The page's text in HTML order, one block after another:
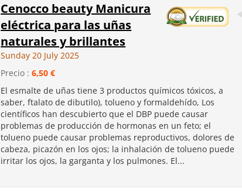
Cenocco beauty Manicura
eléctrica para las uñas
naturales y brillantes
Sunday 20 July 2025
Precio :6,50 €
El esmalte de uñas tiene 3 productos químicos tóxicos, a
saber, ftalato de dibutilo), tolueno y formaldehído, Los
científicos han descubierto que el DBP puede causar
problemas de producción de hormonas en un feto; el
tolueno puede causar problemas reproductivos, dolores de
cabeza, picazón en los ojos; la inhalación de tolueno puede
irritar los ojos, la garganta y los pulmones. El...